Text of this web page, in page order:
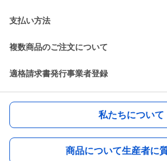
支払い方法
複数商品のご注文について
適格請求書発行事業者登録
私たちについて
商品について生産者に